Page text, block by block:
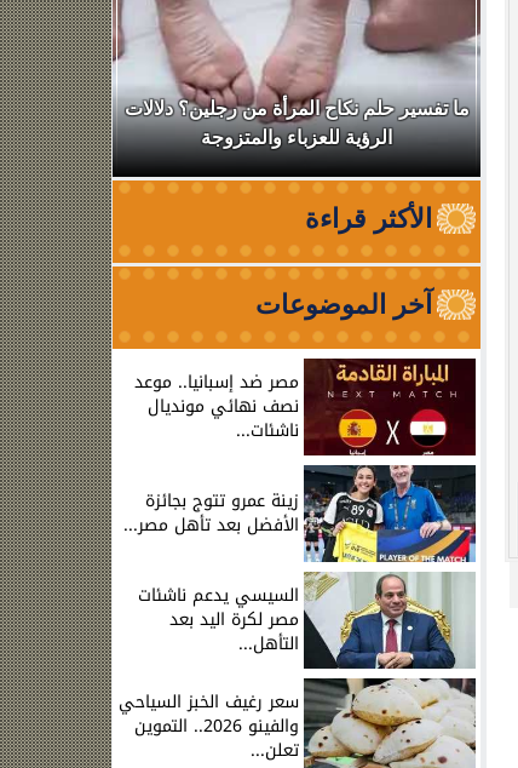
ما تفسير حلم نكاح المرأة من رجلين؟ دلالات
الرؤية للعزباء والمتزوجة
نقابة
من
الأكثر قراءة
آخر الموضوعات
مصر ضد إسبانيا.. موعد
نصف نهائي مونديال
ناشئات...
زينة عمرو تتوج بجائزة
الأفضل بعد تأهل مصر...
السيسي يدعم ناشئات
مصر لكرة اليد بعد
التأهل...
سعر رغيف الخبز السياحي
والفينو 2026.. التموين
تعلن...